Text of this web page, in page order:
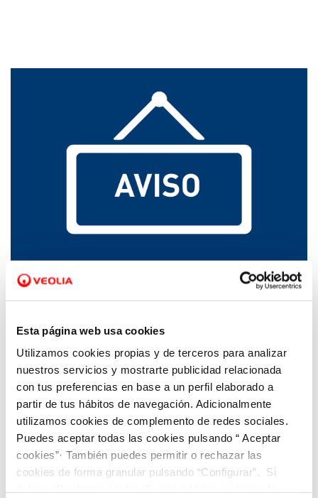
Esta página web usa cookies
Utilizamos cookies propias y de terceros para analizar
nuestros servicios y mostrarte publicidad relacionada
con tus preferencias en base a un perfil elaborado a
partir de tus hábitos de navegación. Adicionalmente
utilizamos cookies de complemento de redes sociales.
Puedes aceptar todas las cookies pulsando “ Aceptar
cookies”· También puedes permitir o rechazar las
cookies de forma granular pulsando “Configurar”. Si
03 JUN 2023
Sanidad declara no apta para el consumo el